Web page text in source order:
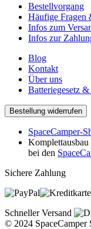
Bestellvorgang
Häufige Fragen
Infos zum
Infos zur
Blog
Kontakt
Über uns
Batteriegesetz
Bestellung widerrufen
SpaceCamper-
bei den
Sichere Zahlung
Schneller Versand
© 2024 SpaceCamper